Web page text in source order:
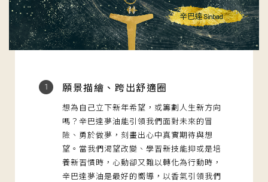
1 願景描繪、跨出舒適圈
想為自己立下新年希望，或籌劃人生新方向
嗎？辛巴達夢油能引領我們面對未來的冒
險、勇於做夢，刻畫出心中真實期待與想
望。當我們渴望改變、學習新技能抑或是培
養新習慣時，心動卻又難以轉化為行動時，
辛巴達夢油是最好的嚮導，以香氣引領我們